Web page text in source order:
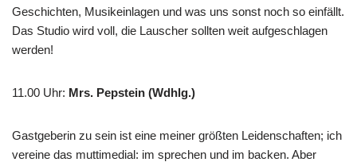
Geschichten, Musikeinlagen und was uns sonst noch so einfällt.
Das Studio wird voll, die Lauscher sollten weit aufgeschlagen
werden!
11.00 Uhr: Mrs. Pepstein (Wdhlg.)
Gastgeberin zu sein ist eine meiner größten Leidenschaften; ich
vereine das muttimedial: im sprechen und im backen. Aber